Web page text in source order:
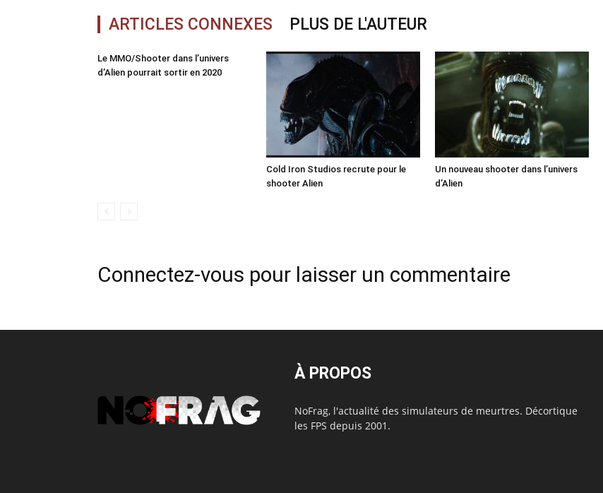
ARTICLES CONNEXES PLUS DE L'AUTEUR
Le MMO/Shooter dans l’univers
d’Alien pourrait sortir en 2020
Cold Iron Studios recrute pour le
shooter Alien
Un nouveau shooter dans l’univers
d’Alien
Connectez-vous pour laisser un commentaire
À PROPOS
NoFrag, l'actualité des simulateurs de meurtres. Décortique
les FPS depuis 2001.